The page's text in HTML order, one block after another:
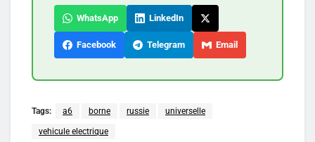
WhatsApp LinkedIn
Facebook Telegram Email
Tags: a6 borne russie universelle
vehicule electrique